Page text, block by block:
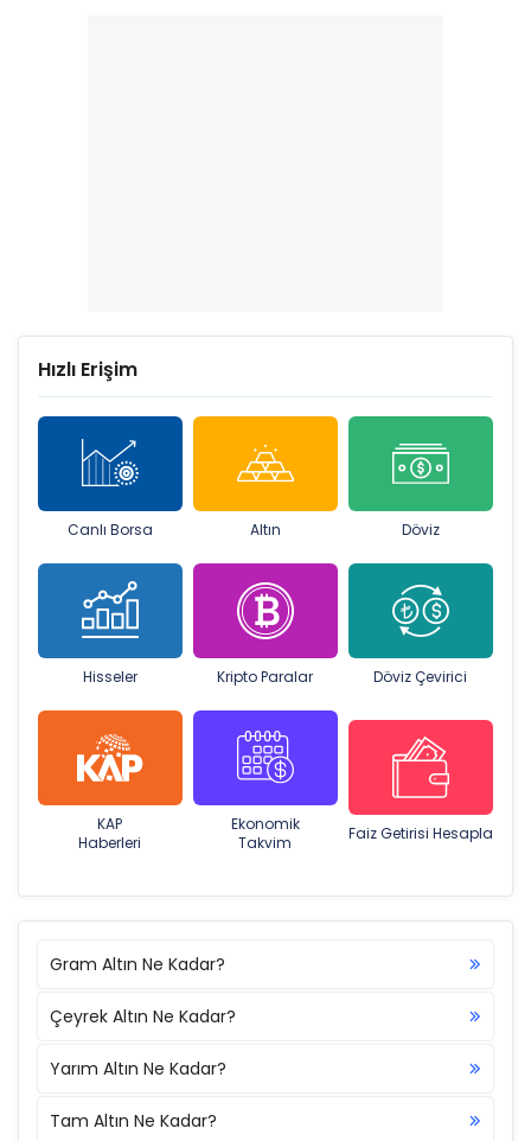
Hızlı Erişim
Canlı Borsa Altın Döviz
Hisseler Kripto Paralar Döviz Çevirici
KAP
Haberleri
Ekonomik
Takvim
Faiz Getirisi Hesapla
Gram Altın Ne Kadar?
Çeyrek Altın Ne Kadar?
Yarım Altın Ne Kadar?
Tam Altın Ne Kadar?